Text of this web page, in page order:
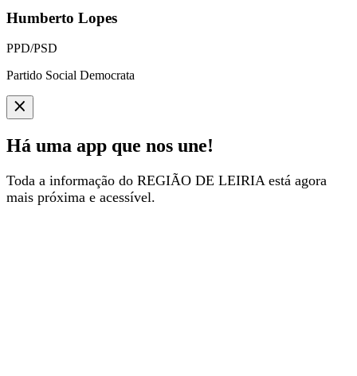
Humberto Lopes
PPD/PSD
Partido Social Democrata
Há uma app que nos une!
Toda a informação do REGIÃO DE LEIRIA está agora
mais próxima e acessível.